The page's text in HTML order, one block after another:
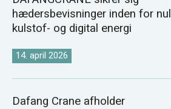
hædersbevisninger inden for nul
kulstof- og digital energi
14. april 2026
Dafang Crane afholder